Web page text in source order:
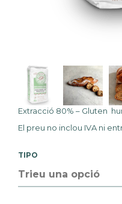
Extracció 80% – Gluten
El preu no inclou IVA ni
TIPO